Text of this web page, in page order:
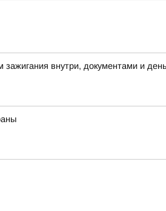
внутри, документами и